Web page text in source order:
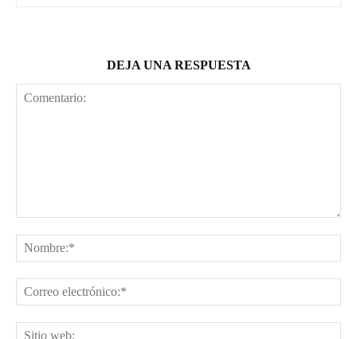
DEJA UNA RESPUESTA